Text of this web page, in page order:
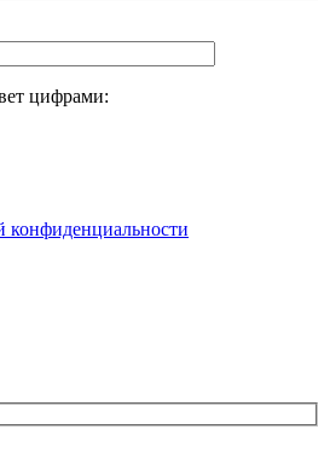
цифрами:
конфиденциальности